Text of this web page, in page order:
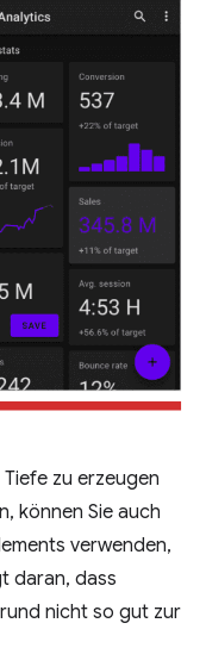
zu erzeugen
können Sie auch
verwenden,
daran, dass
nicht so gut zur